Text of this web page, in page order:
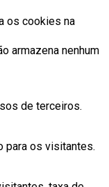
os cookies na
armazena nenhum
de terceiros.
para os visitantes.